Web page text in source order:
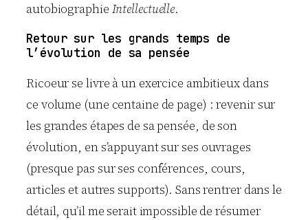
autobiographie Intellectuelle.
Retour sur les grands temps de
l’évolution de sa pensée
Ricoeur se livre à un exercice ambitieux dans
ce volume (une centaine de page) : revenir sur
les grandes étapes de sa pensée, de son
évolution, en s’appuyant sur ses ouvrages
(presque pas sur ses conférences, cours,
articles et autres supports). Sans rentrer dans le
détail, qu’il me serait impossible de résumer